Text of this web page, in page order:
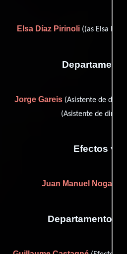
Elsa Díaz Pirinoli ((as Elsa
Departamento
Jorge Gareis(Asistente de
(Asistente de
Efectos
Juan Manuel Nogales
Departamento de